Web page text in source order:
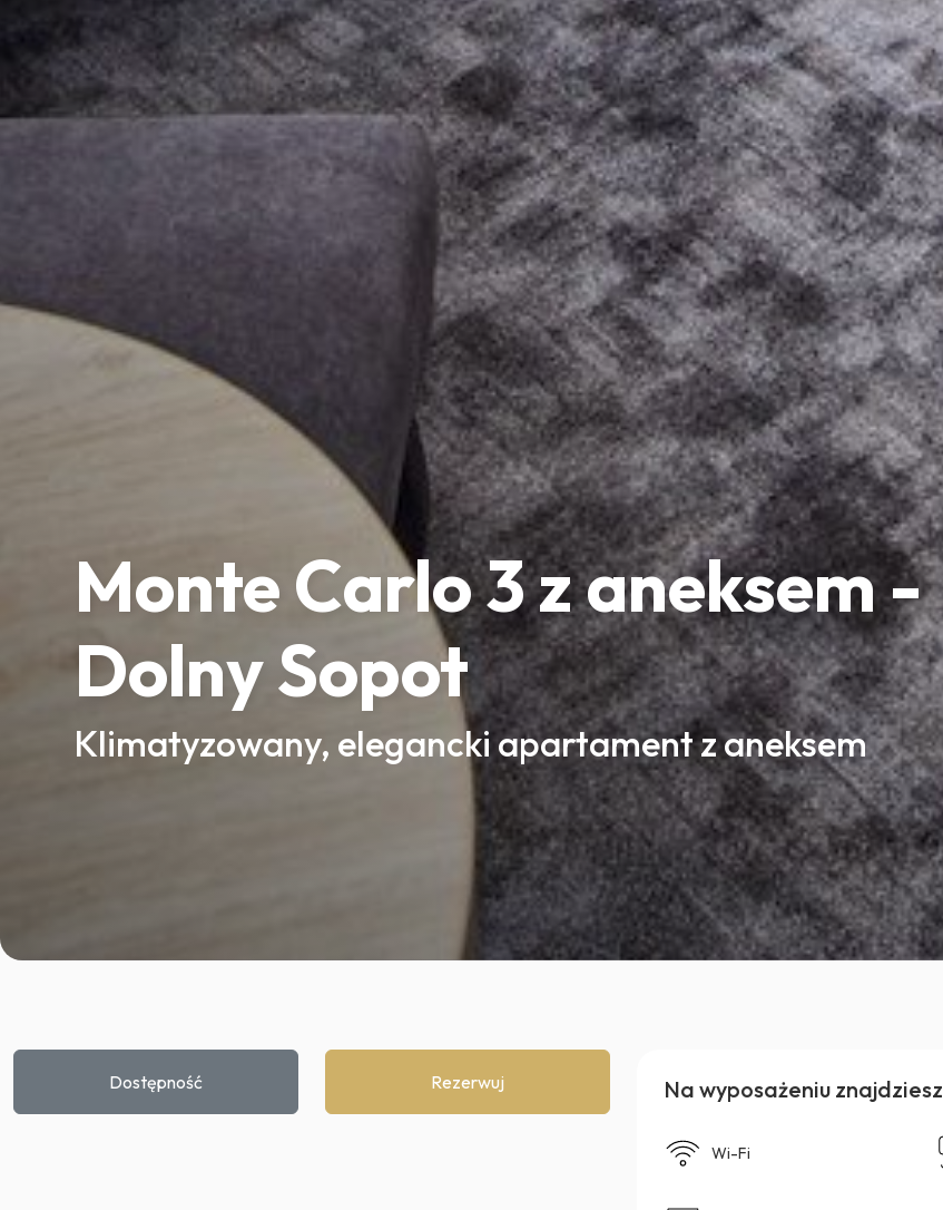
Monte Carlo 3 z aneksem -
Dolny Sopot
Klimatyzowany, elegancki apartament z aneksem
Dostępność Rezerwuj Na wyposażeniu znajdziesz
Wi-Fi